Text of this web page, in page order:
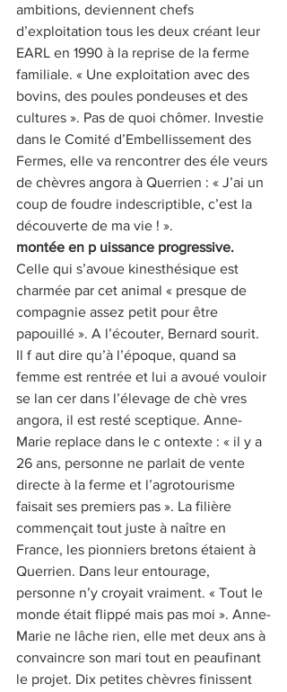
ambitions, deviennent chefs
d’exploitation tous les deux créant leur
EARL en 1990 à la reprise de la ferme
familiale. « Une exploitation avec des
bovins, des poules pondeuses et des
cultures ». Pas de quoi chômer. Investie
dans le Comité d’Embellissement des
Fermes, elle va rencontrer des éle veurs
de chèvres angora à Querrien : « J’ai un
coup de foudre indescriptible, c’est la
découverte de ma vie ! ».
montée en p uissance progressive.
Celle qui s’avoue kinesthésique est
charmée par cet animal « presque de
compagnie assez petit pour être
papouillé ». A l’écouter, Bernard sourit.
Il f aut dire qu’à l’époque, quand sa
femme est rentrée et lui a avoué vouloir
se lan cer dans l’élevage de chè vres
angora, il est resté sceptique. Anne-
Marie replace dans le c ontexte : « il y a
26 ans, personne ne parlait de vente
directe à la ferme et l’agrotourisme
faisait ses premiers pas ». La filière
commençait tout juste à naître en
France, les pionniers bretons étaient à
Querrien. Dans leur entourage,
personne n’y croyait vraiment. « Tout le
monde était flippé mais pas moi ». Anne-
Marie ne lâche rien, elle met deux ans à
convaincre son mari tout en peaufinant
le projet. Dix petites chèvres finissent